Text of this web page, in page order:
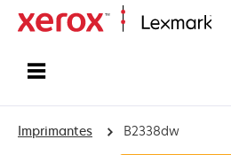
Imprimantes B2338dw